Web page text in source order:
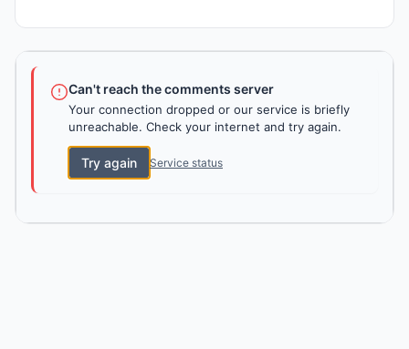
Can't reach the comments server
Your connection dropped or our service is briefly
unreachable. Check your internet and try again.
Try again Service status